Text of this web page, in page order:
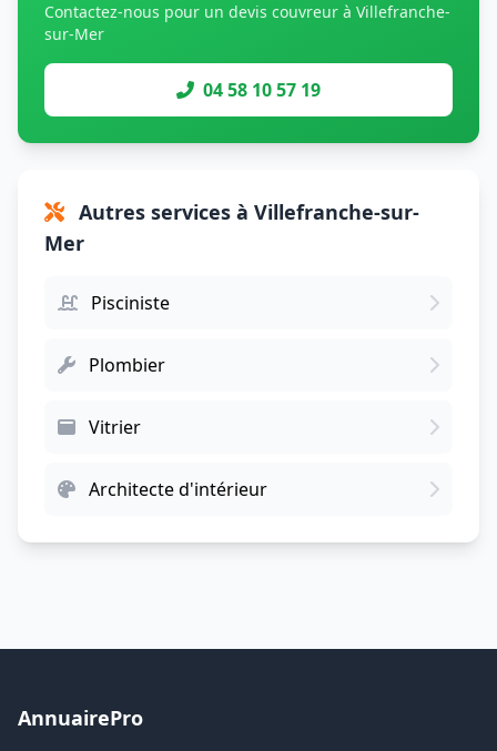
Contactez-nous pour un devis couvreur à Villefranche-
sur-Mer
04 58 10 57 19
Autres services à Villefranche-sur-
Mer
Pisciniste
Plombier
Vitrier
Architecte d'intérieur
AnnuairePro